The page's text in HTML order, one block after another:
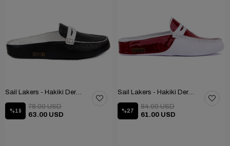
Sail Lakers - Hakiki Deri Taraftar Terliği 109-557-X
%19
63.00 USD
78.00 USD
Sail Lakers - Hakiki Deri Kadın Ev Terliği 109-557-X
%27
61.00 USD
84.00 USD